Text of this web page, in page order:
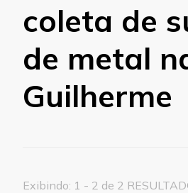
coleta de
de metal
Guilherme
Exibindo: 1 - 2 de 2